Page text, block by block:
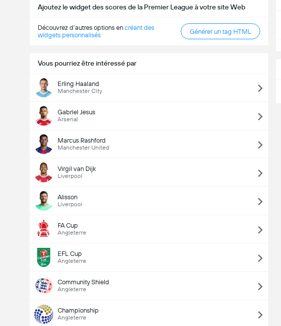
Ajoutez le widget des scores de la Premier League à votre site Web
Découvrez d’autres options en créant des
widgets personnalisés
Générer un tag HTML
Vous pourriez être intéressé par
Erling Haaland
Manchester City
Gabriel Jesus
Arsenal
Marcus Rashford
Manchester United
Virgil van Dijk
Liverpool
Alisson
Liverpool
FA Cup
Angleterre
EFL Cup
Angleterre
Community Shield
Angleterre
Championship
Angleterre